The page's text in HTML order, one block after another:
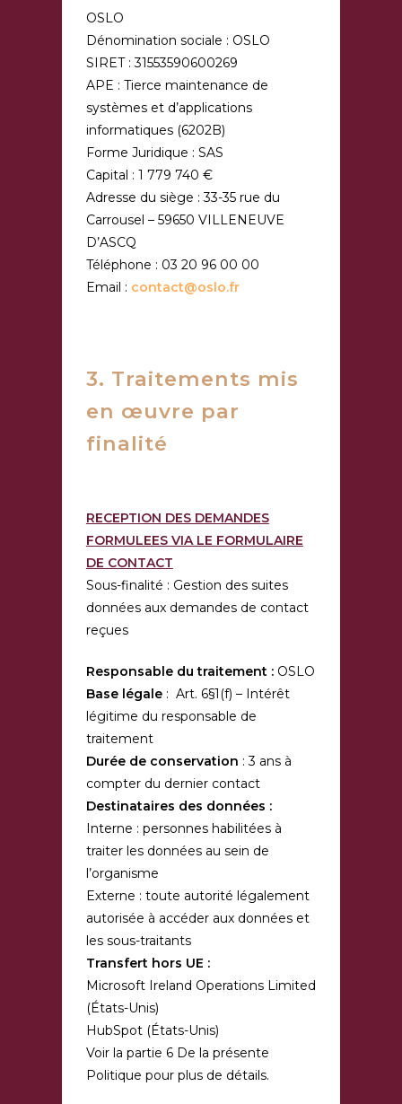
OSLO
Dénomination sociale : OSLO
SIRET : 31553590600269
APE : Tierce maintenance de
systèmes et d’applications
informatiques (6202B)
Forme Juridique : SAS
Capital : 1 779 740 €
Adresse du siège : 33-35 rue du
Carrousel – 59650 VILLENEUVE
D’ASCQ
Téléphone : 03 20 96 00 00
Email : contact@oslo.fr
3. Traitements mis
en œuvre par
finalité
RECEPTION DES DEMANDES
FORMULEES VIA LE FORMULAIRE
DE CONTACT
Sous-finalité : Gestion des suites
données aux demandes de contact
reçues
Responsable du traitement : OSLO
Base légale: Art. 6§1(f) – Intérêt
légitime du responsable de
traitement
Durée de conservation : 3 ans à
compter du dernier contact
Destinataires des données :
Interne : personnes habilitées à
traiter les données au sein de
l’organisme
Externe : toute autorité légalement
autorisée à accéder aux données et
les sous-traitants
Transfert hors UE :
Microsoft Ireland Operations Limited
(États-Unis)
HubSpot (États-Unis)
Voir la partie 6 De la présente
Politique pour plus de détails.